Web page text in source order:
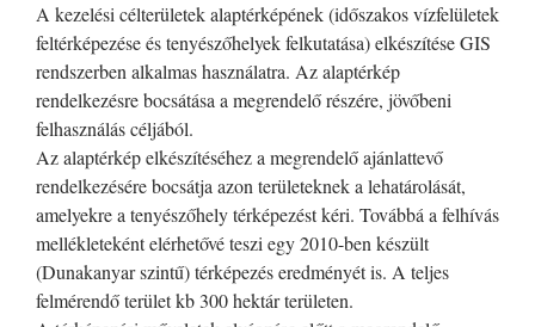
A kezelési célterületek alaptérképének (időszakos vízfelületek
feltérképezése és tenyészőhelyek felkutatása) elkészítése GIS
rendszerben alkalmas használatra. Az alaptérkép
rendelkezésre bocsátása a megrendelő részére, jövőbeni
felhasználás céljából.
Az alaptérkép elkészítéséhez a megrendelő ajánlattevő
rendelkezésére bocsátja azon területeknek a lehatárolását,
amelyekre a tenyészőhely térképezést kéri. Továbbá a felhívás
mellékleteként elérhetővé teszi egy 2010-ben készült
(Dunakanyar szintű) térképezés eredményét is. A teljes
felmérendő terület kb 300 hektár területen.